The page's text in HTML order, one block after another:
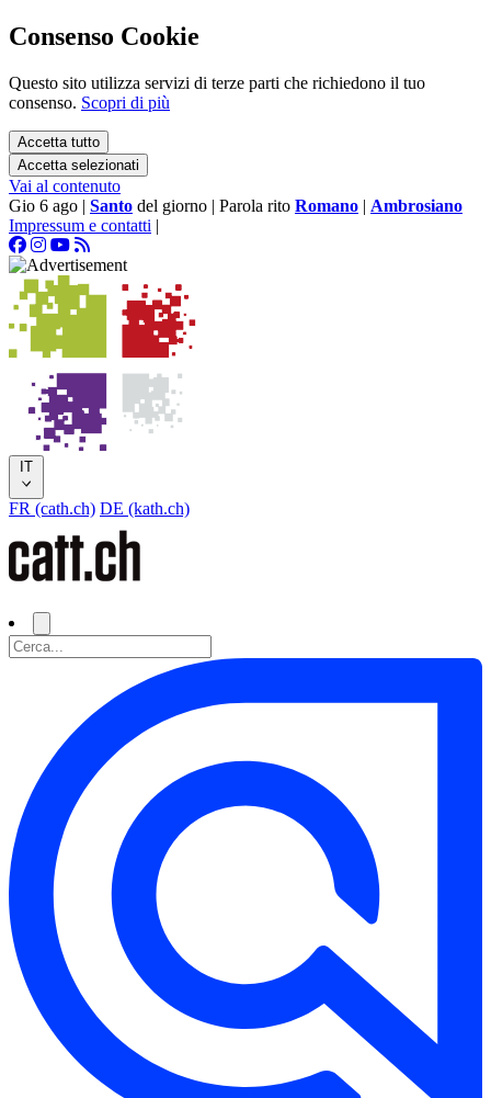
Consenso Cookie
Questo sito utilizza servizi di terze parti che richiedono il tuo
consenso. Scopri di più
Accetta tutto
Accetta selezionati
Vai al contenuto
Gio 6 ago | Santo del giorno | Parola rito Romano | Ambrosiano
Impressum e contatti |
IT
FR (cath.ch) DE (kath.ch)